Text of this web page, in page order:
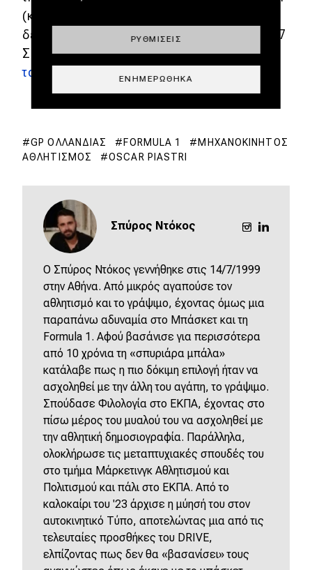
(και αυτός από τα pits) συμπλήρωσαν τη
δεκάδα. Επόμενος αγώνας το τριήμερο 5-7
Σεπτεμβρίουστη Monza, το ναό της
ταχύτητας
GP ΟΛΛΑΝΔΊΑΣ FORMULA 1
ΜΗΧΑΝΟΚΊΝΗΤΟΣ
ΑΘΛΗΤΙΣΜΌΣ
OSCAR PIASTRI
Σπύρος Ντόκος
O Σπύρος Ντόκος γεννήθηκε στις 14/7/1999
στην Αθήνα. Από μικρός αγαπούσε τον
αθλητισμό και το γράψιμο, έχοντας όμως μια
παραπάνω αδυναμία στο Μπάσκετ και τη
Formula 1. Αφού βασάνισε για περισσότερα
από 10 χρόνια τη «σπυριάρα μπάλα»
κατάλαβε πως η πιο δόκιμη επιλογή ήταν να
ασχοληθεί με την άλλη του αγάπη, το γράψιμο.
Σπούδασε Φιλολογία στο ΕΚΠΑ, έχοντας στο
πίσω μέρος του μυαλού του να ασχοληθεί με
την αθλητική δημοσιογραφία. Παράλληλα,
ολοκλήρωσε τις μεταπτυχιακές σπουδές του
στο τμήμα Μάρκετινγκ Αθλητισμού και
Πολιτισμού και πάλι στο ΕΚΠΑ. Από το
καλοκαίρι του '23 άρχισε η μύησή του στον
αυτοκινητικό Τύπο, αποτελώντας μια από τις
τελευταίες προσθήκες του DRIVE,
ελπίζοντας πως δεν θα «βασανίσει» τους
ΡΥΘΜΊΣΕΙΣ
ΕΝΗΜΕΡΏΘΗΚΑ